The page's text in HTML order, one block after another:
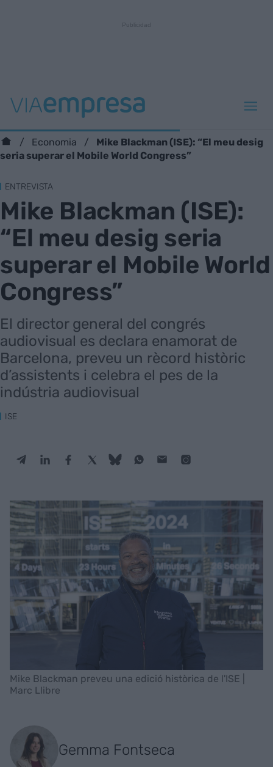
Economia
Mike Blackman (ISE): “El meu desig
seria superar el Mobile World Congress”
ENTREVISTA
Mike Blackman (ISE):
“El meu desig seria
superar el Mobile World
Congress”
El director general del congrés
audiovisual es declara enamorat de
Barcelona, preveu un rècord històric
d’assistents i celebra el pes de la
indústria audiovisual
ISE
Mike Blackman preveu una edició històrica de l'ISE |
Marc Llibre
Gemma Fontseca